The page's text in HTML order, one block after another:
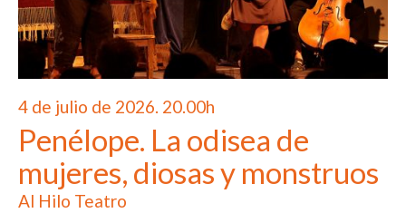
4 de julio de 2026. 20.00h
Penélope. La odisea de
mujeres, diosas y monstruos
Al Hilo Teatro